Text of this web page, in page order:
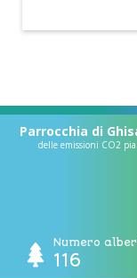
Parrocchia di
delle emissioni CO2
Numero
116